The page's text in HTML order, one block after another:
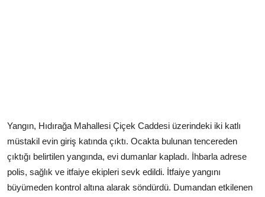
Yangın, Hıdırağa Mahallesi Çiçek Caddesi üzerindeki iki katlı
müstakil evin giriş katında çıktı. Ocakta bulunan tencereden
çıktığı belirtilen yangında, evi dumanlar kapladı. İhbarla adrese
polis, sağlık ve itfaiye ekipleri sevk edildi. İtfaiye yangını
büyümeden kontrol altına alarak söndürdü. Dumandan etkilenen